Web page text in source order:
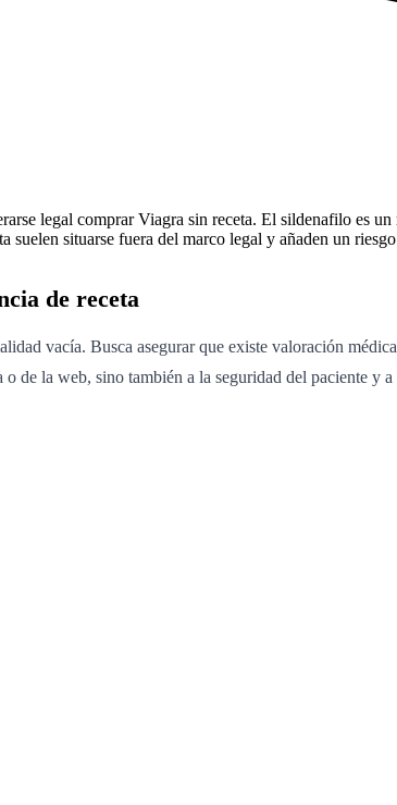
legal comprar Viagra sin receta. El sildenafilo es
suelen situarse fuera del marco legal y añaden un
de receta
vacía. Busca asegurar que existe valoración
de la web, sino también a la seguridad del paciente y